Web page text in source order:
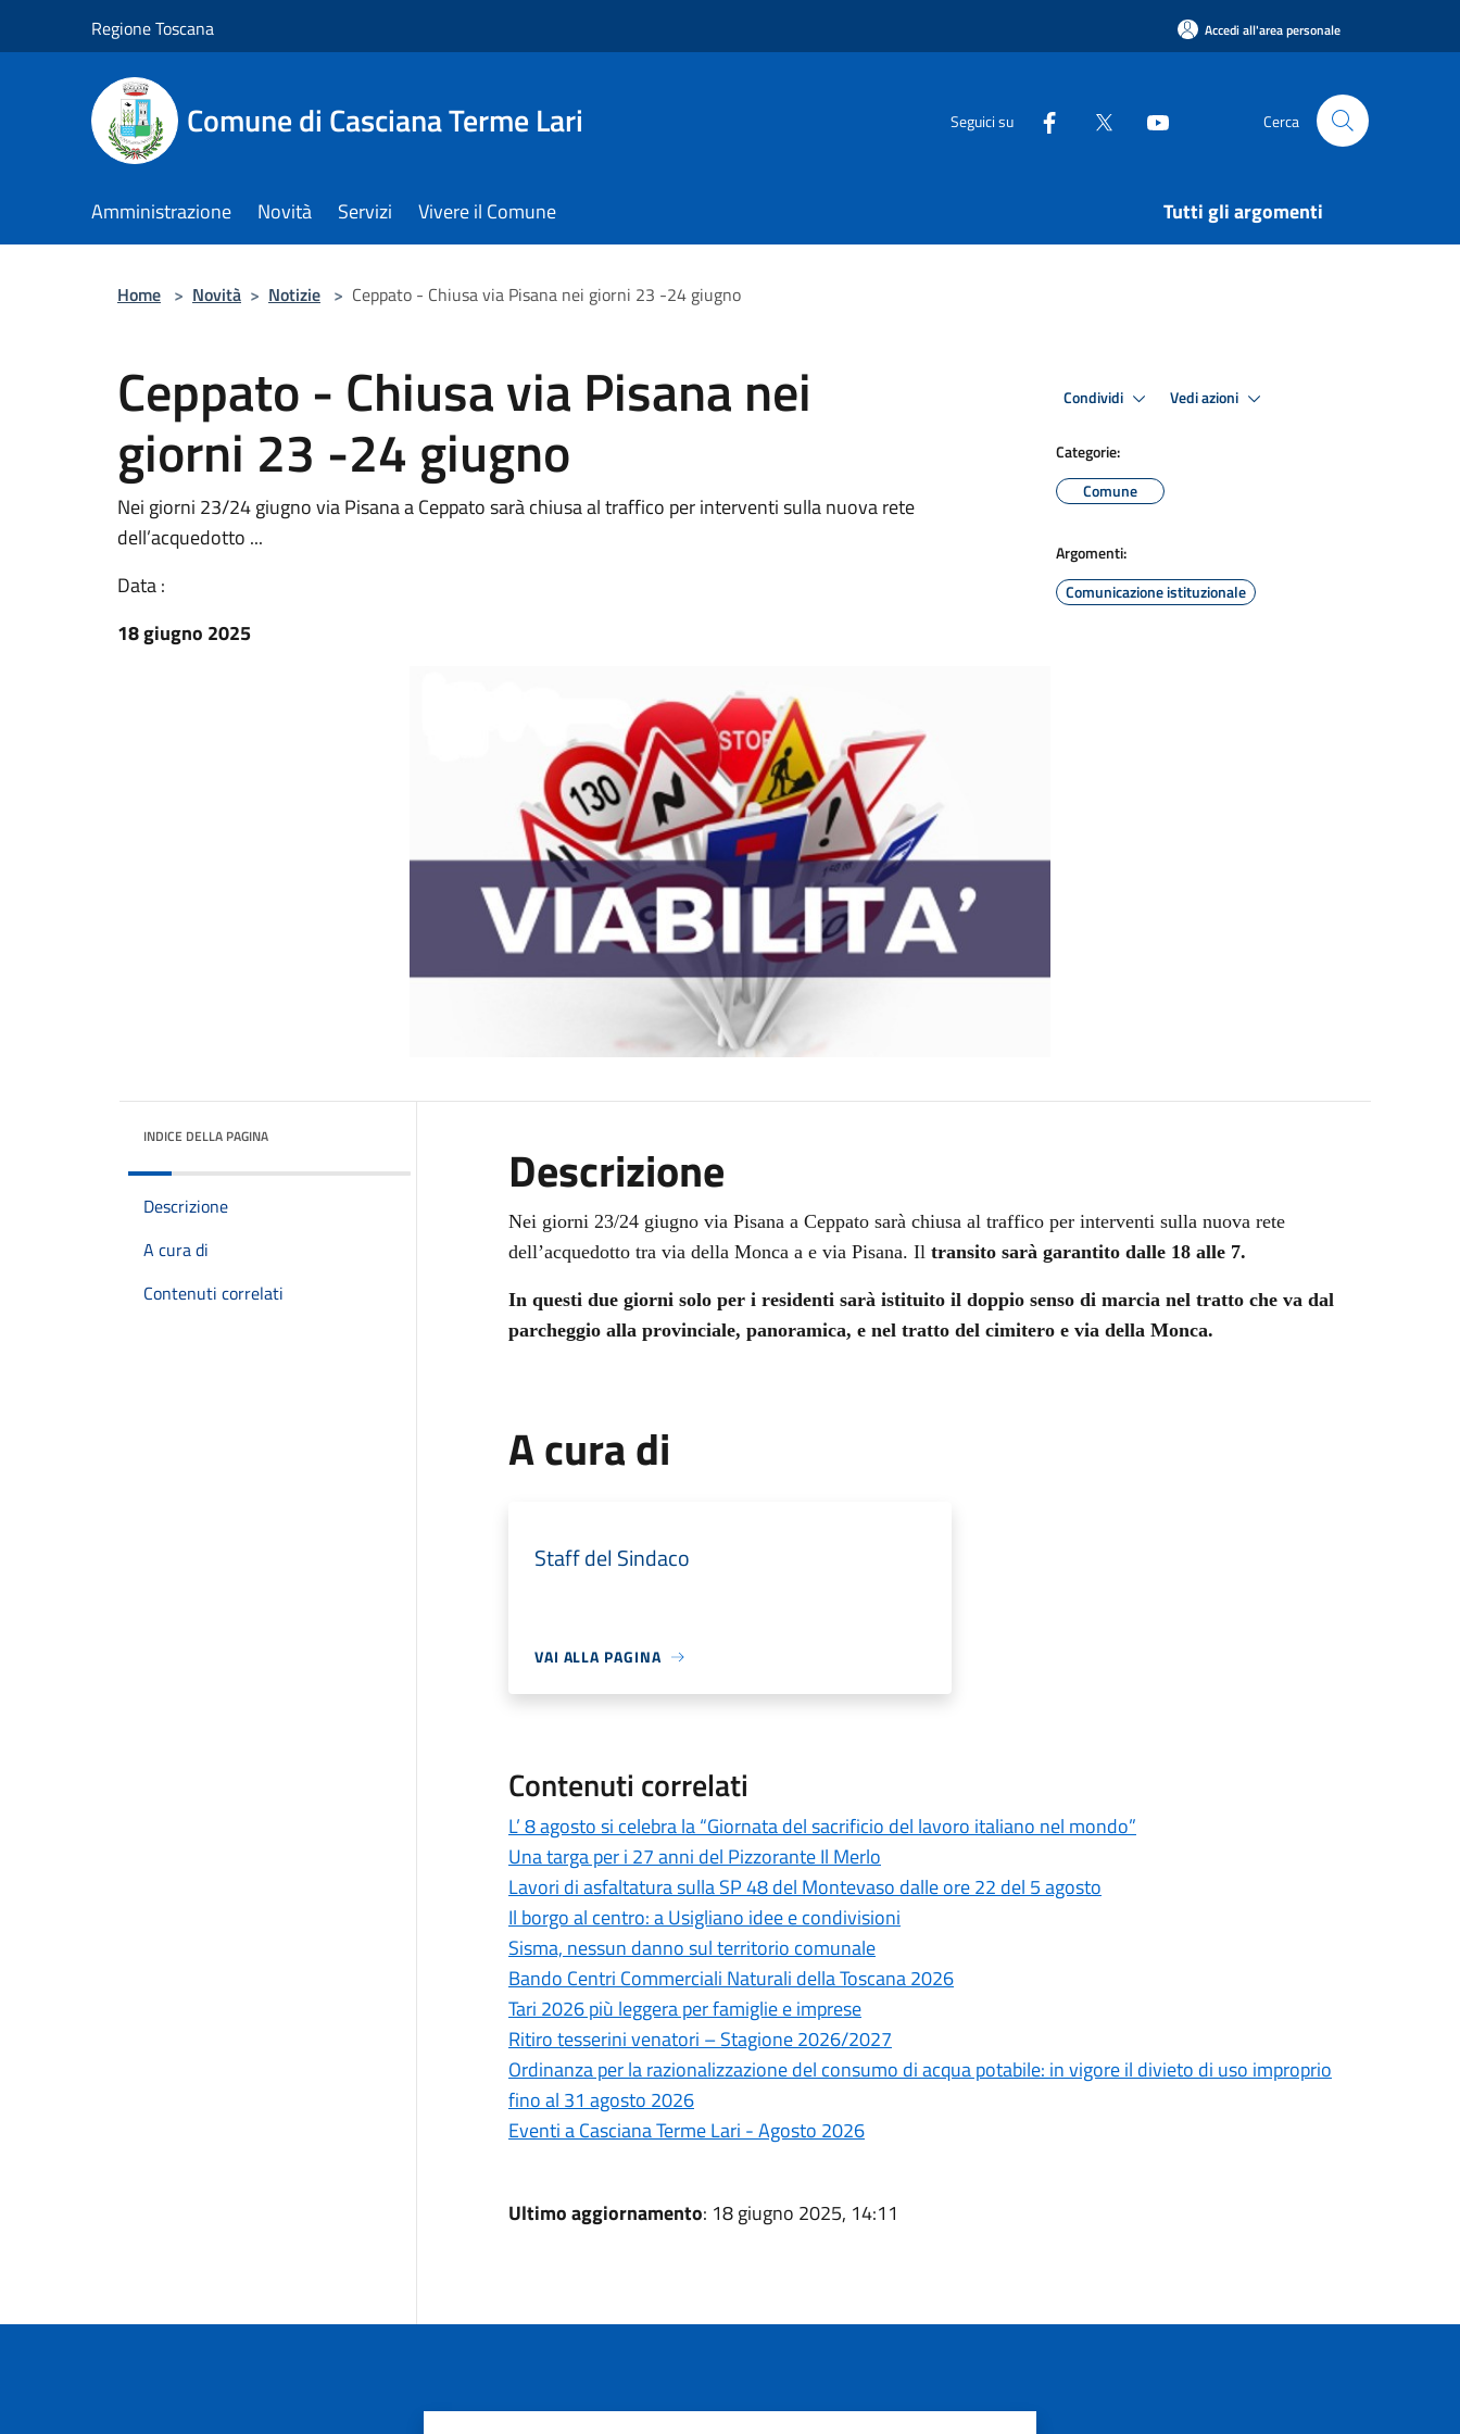
Regione Toscana Accedi all'area personale
Comune di Casciana Terme Lari Seguici su Cerca
Amministrazione Novità Servizi Vivere il Comune Tutti gli argomenti
Home > Novità > Notizie > Ceppato - Chiusa via Pisana nei giorni 23 -24 giugno
Ceppato - Chiusa via Pisana nei
giorni 23 -24 giugno
Nei giorni 23/24 giugno via Pisana a Ceppato sarà chiusa al traffico per interventi sulla nuova rete
dell’acquedotto ...
Data :
18 giugno 2025
Condividi Vedi azioni
Categorie:
Comune
Argomenti:
Comunicazione istituzionale
INDICE DELLA PAGINA
Descrizione
A cura di
Contenuti correlati
Descrizione
Nei giorni 23/24 giugno via Pisana a Ceppato sarà chiusa al traffico per interventi sulla nuova rete
dell’acquedotto tra via della Monca a e via Pisana. Il transito sarà garantito dalle 18 alle 7.
In questi due giorni solo per i residenti sarà istituito il doppio senso di marcia nel tratto che va dal
parcheggio alla provinciale, panoramica, e nel tratto del cimitero e via della Monca.
A cura di
Staff del Sindaco
VAI ALLA PAGINA
Contenuti correlati
L’ 8 agosto si celebra la “Giornata del sacrificio del lavoro italiano nel mondo”
Una targa per i 27 anni del Pizzorante Il Merlo
Lavori di asfaltatura sulla SP 48 del Montevaso dalle ore 22 del 5 agosto
Il borgo al centro: a Usigliano idee e condivisioni
Sisma, nessun danno sul territorio comunale
Bando Centri Commerciali Naturali della Toscana 2026
Tari 2026 più leggera per famiglie e imprese
Ritiro tesserini venatori – Stagione 2026/2027
Ordinanza per la razionalizzazione del consumo di acqua potabile: in vigore il divieto di uso improprio
fino al 31 agosto 2026
Eventi a Casciana Terme Lari - Agosto 2026
Ultimo aggiornamento: 18 giugno 2025, 14:11